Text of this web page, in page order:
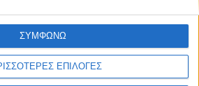
ΕΠΙΛΟΓΕΣ
ΣΥΜΦΩΝΩ
aggelies.gr